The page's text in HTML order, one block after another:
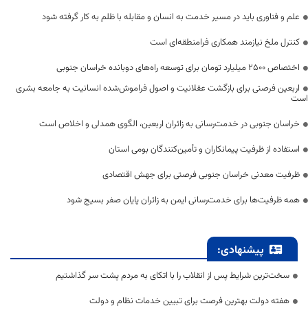
علم و فناوری باید در مسیر خدمت به انسان و مقابله با ظلم به کار گرفته شود
کنترل ملخ نیازمند همکاری فرامنطقه‌ای است
اختصاص 2500 میلیارد تومان برای توسعه راه‌های دوبانده خراسان جنوبی
اربعین فرصتی برای بازگشت عقلانیت و اصول فراموش‌شده انسانیت به جامعه بشری
است
خراسان جنوبی در خدمت‌رسانی به زائران اربعین، الگوی همدلی و اخلاص است
استفاده از ظرفیت پیمانکاران و تأمین‌کنندگان بومی استان
ظرفیت معدنی خراسان جنوبی فرصتی برای جهش اقتصادی
همه ظرفیت‌ها برای خدمت‌رسانی ایمن به زائران پایان صفر بسیج شود
پیشنهادی:
سخت‌ترین شرایط پس از انقلاب را با اتکای به مردم پشت سر گذاشتیم
هفته دولت بهترین فرصت برای تبیین خدمات نظام و دولت